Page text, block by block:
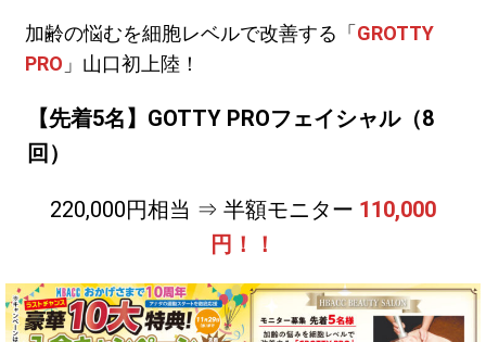
加齢の悩むを細胞レベルで改善する「 GROTTY
PRO 」山口初上陸！
【先着5名】GOTTY PROフェイシャル（8
回）
220,000円相当 ⇒ 半額モニター 110,000
円！！